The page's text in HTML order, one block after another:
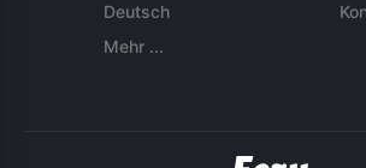
Deutsch
Mehr ...